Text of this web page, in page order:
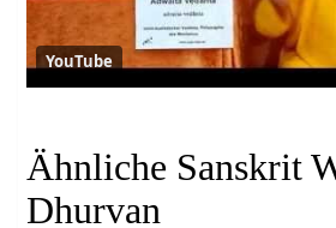
YouTube
Ähnliche Sanskrit
Dhurvan